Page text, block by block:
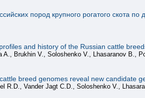
пород крупного рогатого скота
and history of the Russian cattle
A., Brukhin V., Soloshenko V., Lhasaranov B.,
breed genomes reveal new candidate
R.D., Vander Jagt C.D., Soloshenko V.,